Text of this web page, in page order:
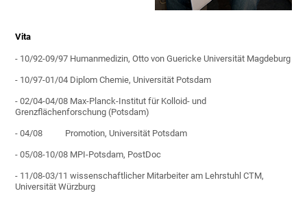
Vita
- 10/92-09/97 Humanmedizin, Otto von Guericke Universität Magdeburg
- 10/97-01/04 Diplom Chemie, Universität Potsdam
- 02/04-04/08 Max-Planck-Institut für Kolloid- und
Grenzflächenforschung (Potsdam)
- 04/08 Promotion, Universität Potsdam
- 05/08-10/08 MPI-Potsdam, PostDoc
- 11/08-03/11 wissenschaftlicher Mitarbeiter am Lehrstuhl CTM,
Universität Würzburg